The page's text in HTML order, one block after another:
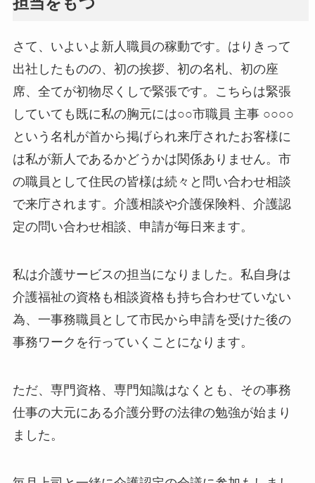
さて、いよいよ新人職員の稼動です。はりきって
出社したものの、初の挨拶、初の名札、初の座
席、全てが初物尽くしで緊張です。こちらは緊張
していても既に私の胸元には○○市職員 主事 ○○○○
という名札が首から掲げられ来庁されたお客様に
は私が新人であるかどうかは関係ありません。市
の職員として住民の皆様は続々と問い合わせ相談
で来庁されます。介護相談や介護保険料、介護認
定の問い合わせ相談、申請が毎日来ます。
私は介護サービスの担当になりました。私自身は
介護福祉の資格も相談資格も持ち合わせていない
為、一事務職員として市民から申請を受けた後の
事務ワークを行っていくことになります。
ただ、専門資格、専門知識はなくとも、その事務
仕事の大元にある介護分野の法律の勉強が始まり
ました。